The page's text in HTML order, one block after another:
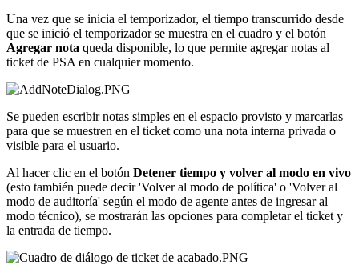
Una vez que se inicia el temporizador, el tiempo transcurrido desde
que se inició el temporizador se muestra en el cuadro y el botón
Agregar nota queda disponible, lo que permite agregar notas al
ticket de PSA en cualquier momento.
Se pueden escribir notas simples en el espacio provisto y marcarlas
para que se muestren en el ticket como una nota interna privada o
visible para el usuario.
Al hacer clic en el botón Detener tiempo y volver al modo en vivo
(esto también puede decir 'Volver al modo de política' o 'Volver al
modo de auditoría' según el modo de agente antes de ingresar al
modo técnico), se mostrarán las opciones para completar el ticket y
la entrada de tiempo.